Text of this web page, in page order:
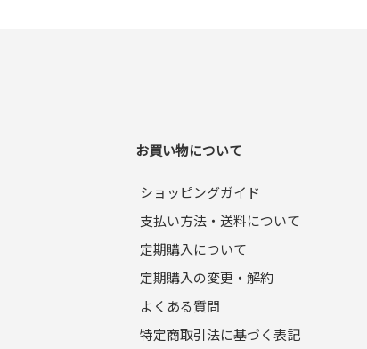
お買い物について
ショッピングガイド
支払い方法・送料について
定期購入について
定期購入の変更・解約
よくある質問
特定商取引法に基づく表記